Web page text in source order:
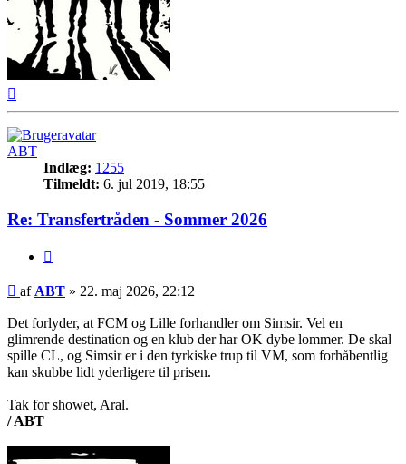
ABT
Indlæg: 1255
Tilmeldt: 6. jul 2019, 18:55
Re: Transfertråden - Sommer 2026
Indlæg
af ABT » 22. maj 2026, 22:12
Det forlyder, at FCM og Lille forhandler om Simsir. Vel en
glimrende destination og en klub der har OK dybe lommer. De skal
spille CL, og Simsir er i den tyrkiske trup til VM, som forhåbentlig
kan skubbe lidt yderligere til prisen.
Tak for showet, Aral.
/ ABT